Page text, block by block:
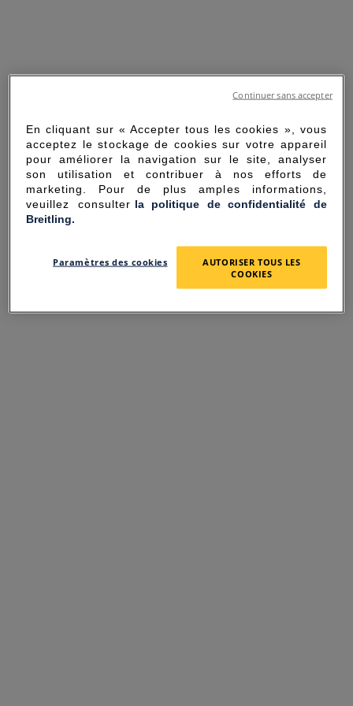
SORRY FOR THE
INCONVENIENCE
UNEXPECTED ERROR OCCURRED.
En cliquant sur « Accepter tous les cookies », vous
acceptez le stockage de cookies sur votre appareil
pour améliorer la navigation sur le site, analyser
son utilisation et contribuer à nos efforts de
marketing. Pour de plus amples informations,
veuillez consulter la politique de confidentialité de
Breitling.
Paramètres des cookies
AUTORISER TOUS LES
COOKIES
Continuer sans accepter